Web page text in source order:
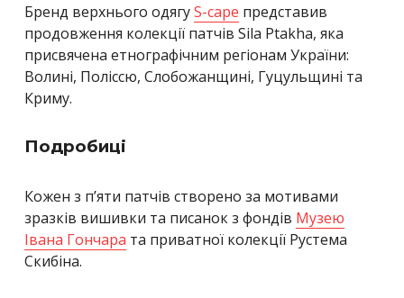
Бренд верхнього одягуS-cape представив
продовження колекції патчів Sila Ptakha, яка
присвячена етнографічним регіонам України:
Волині, Поліссю, Слобожанщині, Гуцульщині та
Криму.
Подробиці
Кожен з п’яти патчів створено за мотивами
зразків вишивки та писанок з фондів Музею
Івана Гончара та приватної колекції Рустема
Скибіна.